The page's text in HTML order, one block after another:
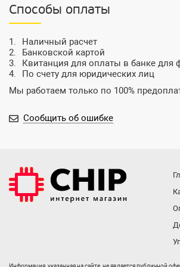
Способы оплаты
Наличный расчет
Банковской картой
Квитанция для оплаты в банке для
По счету для юридических лиц
Мы работаем только по 100%
Сообщить об ошибке